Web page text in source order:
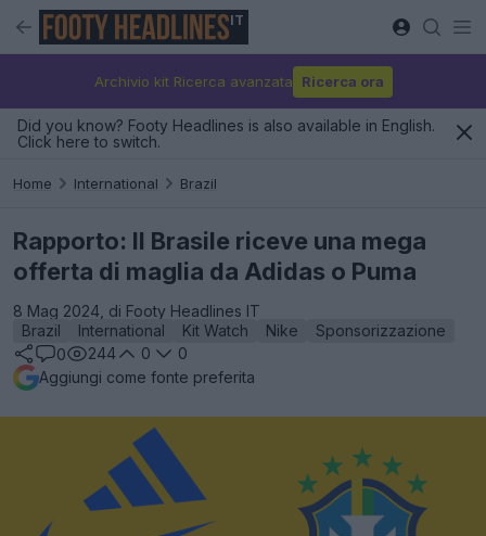
IT
Archivio kit Ricerca avanzata Ricerca ora
Did you know? Footy Headlines is also available in English.
Click here to switch.
Home International Brazil
Rapporto: Il Brasile riceve una mega
offerta di maglia da Adidas o Puma
8 Mag 2024, di Footy Headlines IT
Brazil
International Kit Watch Nike
Sponsorizzazione
0
244 0
0
Aggiungi come fonte preferita